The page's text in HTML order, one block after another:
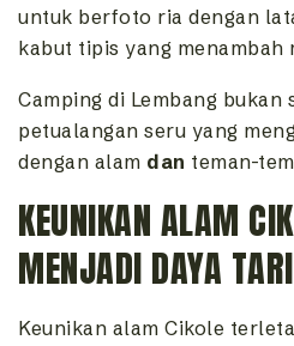
untuk berfoto ria dengan
kabut tipis yang menambah
Camping di Lembang bukan
petualangan seru yang
dengan alam dan teman-
KEUNIKAN ALAM
MENJADI DAYA
Keunikan alam Cikole